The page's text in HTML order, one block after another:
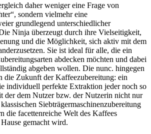
daher weniger eine Frage von
sondern vielmehr eine
grundlegend unterschiedlicher
Ninja überzeugt durch ihre Vielseitigkeit,
und die Möglichkeit, sich aktiv mit dem
Sie ist ideal für alle, die ein
abdecken möchten und dabei
abgeben wollen. Die nunc. hingegen
die Zukunft der Kaffeezubereitung: ein
individuell perfekte Extraktion jeder noch so
der dem Nutzer bzw. der Nutzerin nicht nur
Siebträgermaschinenzubereitung
die facettenreiche Welt des Kaffees
gemacht wird.